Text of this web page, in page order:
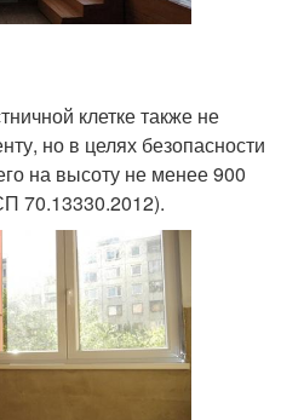
клетке также не
но в целях безопасности
на высоту не менее 900
70.13330.2012).